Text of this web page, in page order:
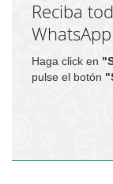
Reciba
WhatsApp
Haga click en
pulse el botón